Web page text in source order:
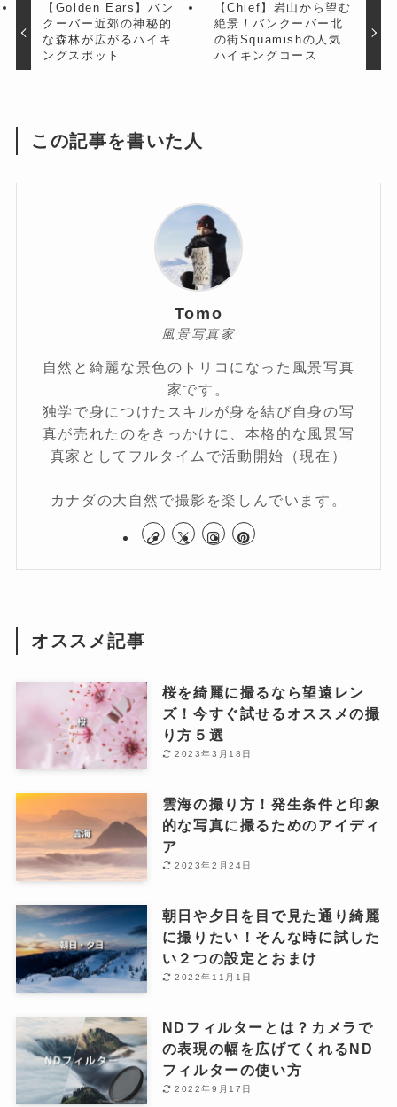
【Golden Ears】バン
クーバー近郊の神秘的
な森林が広がるハイキ
ングスポット
【Chief】岩山から望む
絶景！バンクーバー北
の街Squamishの人気
ハイキングコース
この記事を書いた人
Tomo
風景写真家
自然と綺麗な景色のトリコになった風景写真
家です。
独学で身につけたスキルが身を結び自身の写
真が売れたのをきっかけに、本格的な風景写
真家としてフルタイムで活動開始（現在）
カナダの大自然で撮影を楽しんでいます。
オススメ記事
桜を綺麗に撮るなら望遠レン
ズ！今すぐ試せるオススメの撮
り方５選
2023年3月18日
雲海の撮り方！発生条件と印象
的な写真に撮るためのアイディ
ア
2023年2月24日
朝日や夕日を目で見た通り綺麗
に撮りたい！そんな時に試した
い２つの設定とおまけ
2022年11月1日
NDフィルターとは？カメラで
の表現の幅を広げてくれるND
フィルターの使い方
2022年9月17日